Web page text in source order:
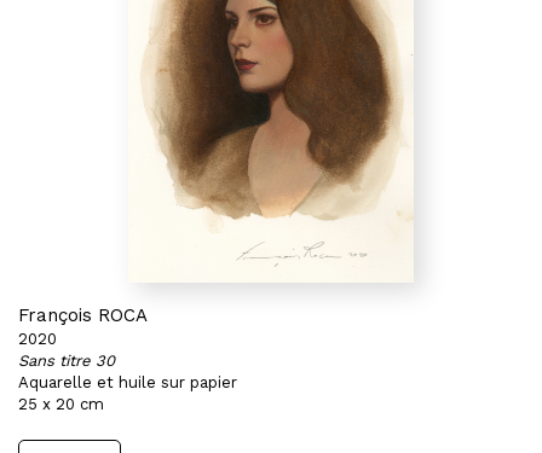
François ROCA
2020
Sans titre 30
Aquarelle et huile sur papier
25 x 20 cm